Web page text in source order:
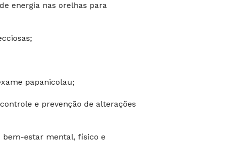
energia nas orelhas para
papanicolau;
e prevenção de alterações
bem-estar mental, físico e